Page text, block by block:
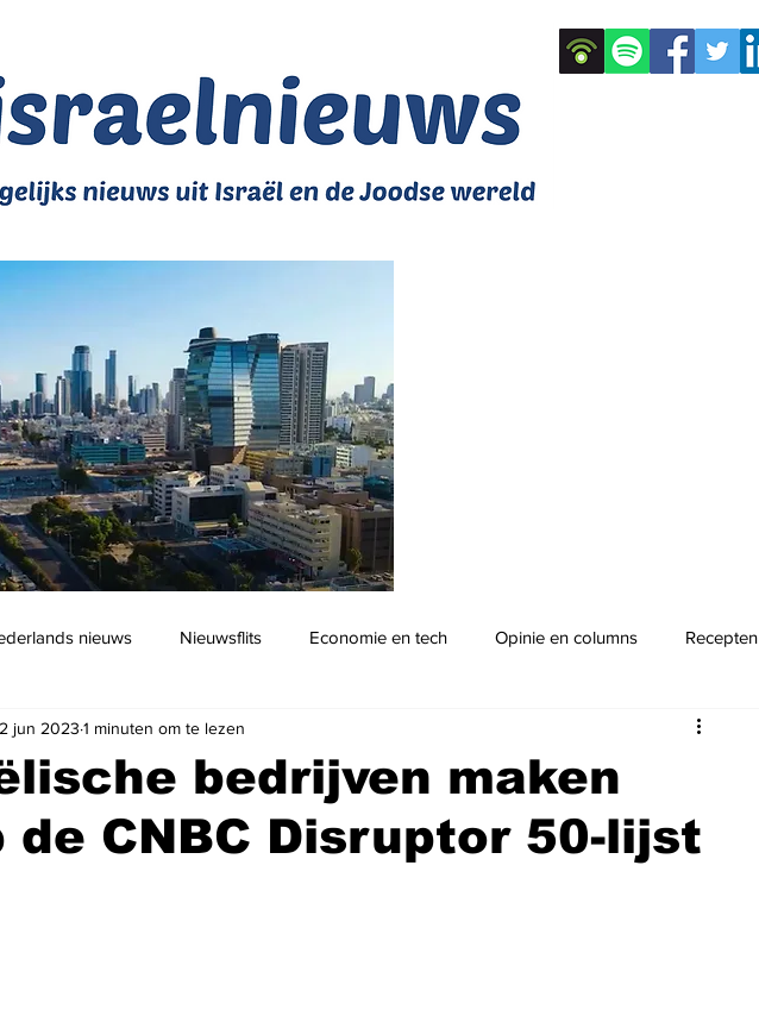
nieuws Nieuwsflits Economie en tech Opinie en columns Recepten
Podcast
bedrijven maken
de CNBC Disruptor 50-lijst
jun 2023 1 minuten om te lezen